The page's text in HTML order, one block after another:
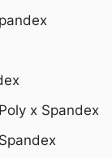
x Spandex